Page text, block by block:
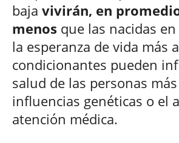
baja vivirán, en
menos que las nacidas
la esperanza de vida más
condicionantes pueden
salud de las personas
influencias genéticas o el
atención médica.